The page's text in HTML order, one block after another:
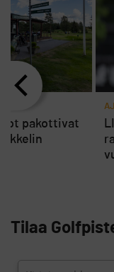
pakottivat
Tilaa